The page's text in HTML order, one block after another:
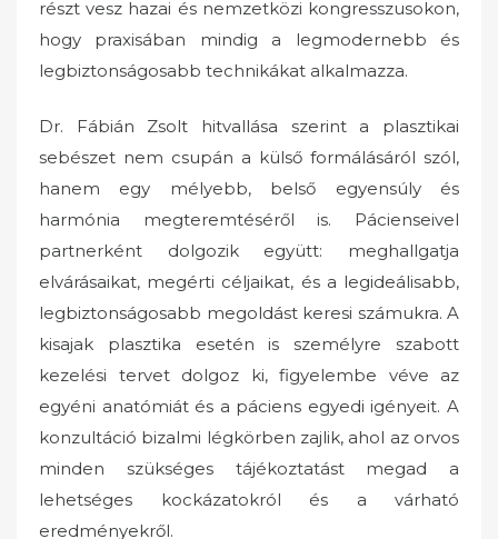
részt vesz hazai és nemzetközi kongresszusokon,
hogy praxisában mindig a legmodernebb és
legbiztonságosabb technikákat alkalmazza.
Dr. Fábián Zsolt hitvallása szerint a plasztikai
sebészet nem csupán a külső formálásáról szól,
hanem egy mélyebb, belső egyensúly és
harmónia megteremtéséről is. Pácienseivel
partnerként dolgozik együtt: meghallgatja
elvárásaikat, megérti céljaikat, és a legideálisabb,
legbiztonságosabb megoldást keresi számukra. A
kisajak plasztika esetén is személyre szabott
kezelési tervet dolgoz ki, figyelembe véve az
egyéni anatómiát és a páciens egyedi igényeit. A
konzultáció bizalmi légkörben zajlik, ahol az orvos
minden szükséges tájékoztatást megad a
lehetséges kockázatokról és a várható
eredményekről.